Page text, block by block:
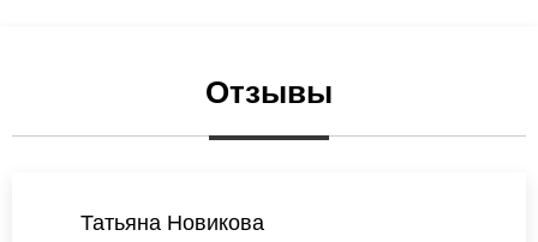
Отзывы
Екатерина Иванова